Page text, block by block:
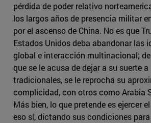
pérdida de poder relativo
los largos años de presencia militar
por el ascenso de China. No es que
Estados Unidos deba abandonar las
global e interacción multinacional;
que se le acusa de dejar a su suerte
tradicionales, se le reprocha su
complicidad, con otros como Arabia
Más bien, lo que pretende es ejercer
eso sí, dictando sus condiciones para